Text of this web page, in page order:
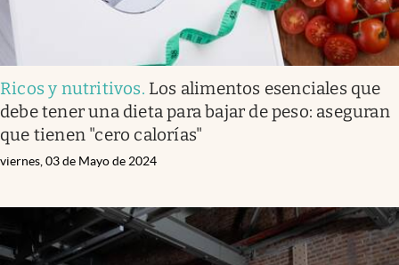
Ricos y nutritivos. Los alimentos esenciales que
debe tener una dieta para bajar de peso: aseguran
que tienen "cero calorías"
viernes, 03 de Mayo de 2024